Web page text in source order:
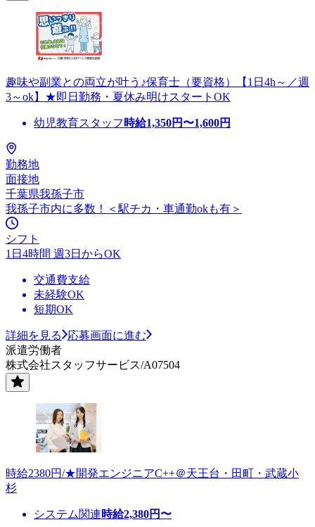
趣味や副業との両立が叶う♪保育士（要資格）【1日4h～／週
3～ok】★即日勤務・夏休み明けスタートOK
幼児教育スタッフ 時給1,350円〜1,600円
勤務地
面接地
千葉県我孫子市
我孫子市内に多数！＜駅チカ・車通勤okも有＞
シフト
1日4時間 週3日からOK
交通費支給
未経験OK
短期OK
詳細を見る
応募画面に進む
派遣労働者
株式会社スタッフサービス/A07504
時給2380円/★開発エンジニアC++＠天王台・田町・武蔵小
杉
システム関連時給2,380円〜